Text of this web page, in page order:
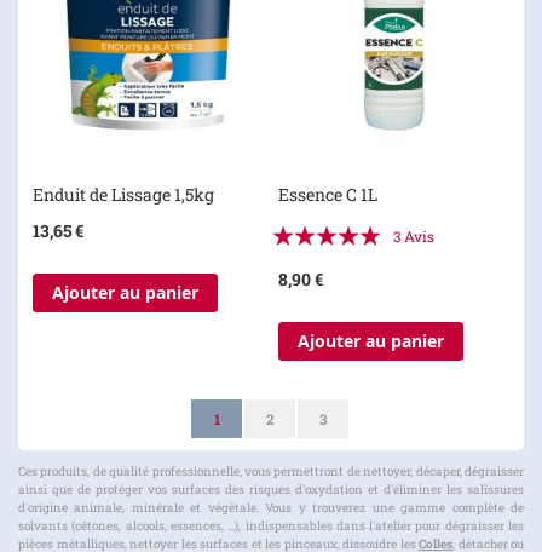
Enduit de Lissage 1,5kg
13,65 €
Ajouter au panier
Essence C 1L
Évaluation:
3 Avis
8,90 €
Ajouter au panier
PageVous lisez actuellement la page
1 Page
2 Page
3
Ces produits, de qualité professionnelle, vous permettront de nettoyer, décaper, dégraisser
ainsi que de protéger vos surfaces des risques d'oxydation et d'éliminer les salissures
d'origine animale, minérale et végétale. Vous y trouverez une gamme complète de
solvants (cétones, alcools, essences, ...), indispensables dans l'atelier pour dégraisser les
pièces métalliques, nettoyer les surfaces et les pinceaux, dissoudre lesColles, détacher ou